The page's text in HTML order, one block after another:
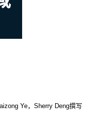
Ye，Sherry Deng撰写